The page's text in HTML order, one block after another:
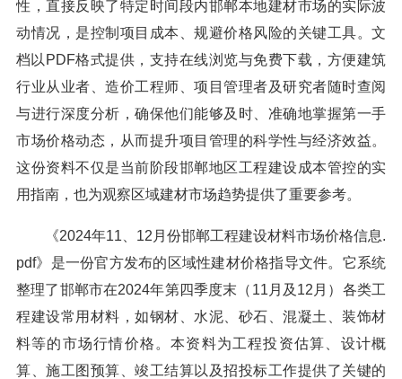
性，直接反映了特定时间段内邯郸本地建材市场的实际波
动情况，是控制项目成本、规避价格风险的关键工具。文
档以PDF格式提供，支持在线浏览与免费下载，方便建筑
行业从业者、造价工程师、项目管理者及研究者随时查阅
与进行深度分析，确保他们能够及时、准确地掌握第一手
市场价格动态，从而提升项目管理的科学性与经济效益。
这份资料不仅是当前阶段邯郸地区工程建设成本管控的实
用指南，也为观察区域建材市场趋势提供了重要参考。
《2024年11、12月份邯郸工程建设材料市场价格信息.
pdf》是一份官方发布的区域性建材价格指导文件。它系统
整理了邯郸市在2024年第四季度末（11月及12月）各类工
程建设常用材料，如钢材、水泥、砂石、混凝土、装饰材
料等的市场行情价格。本资料为工程投资估算、设计概
算、施工图预算、竣工结算以及招投标工作提供了关键的